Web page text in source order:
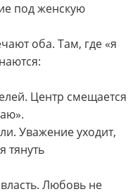
под женскую
оба. Там, где «я
Центр смещается
Уважение уходит,
тянуть
Любовь не